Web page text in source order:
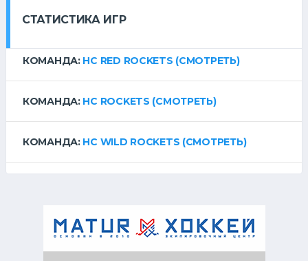
СТАТИСТИКА ИГР
КОМАНДА: HC RED ROCKETS (СМОТРЕТЬ)
КОМАНДА: HC ROCKETS (СМОТРЕТЬ)
КОМАНДА: HC WILD ROCKETS (СМОТРЕТЬ)